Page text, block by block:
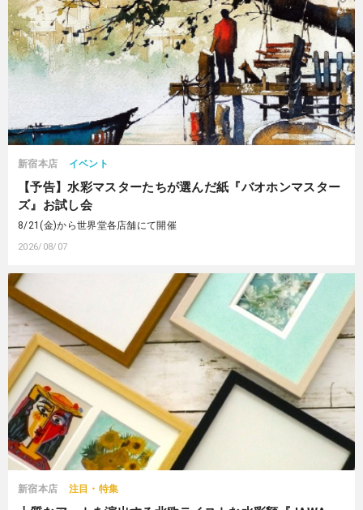
新宿本店 イベント
【予告】水彩マスターたちが選んだ紙『バオホンマスター
ズ』お試し会
8/21(金)から世界堂各店舗にて開催
2026/08/07
新宿本店 注目・特集